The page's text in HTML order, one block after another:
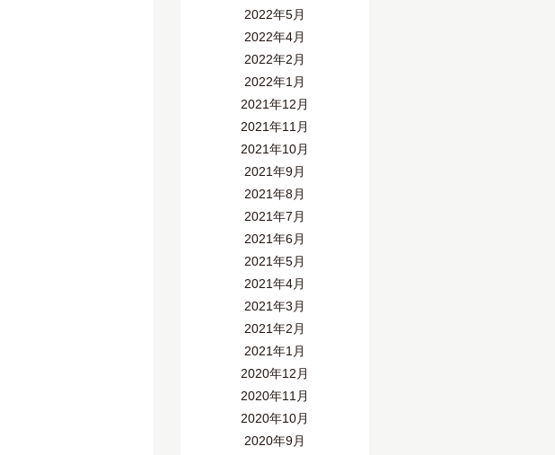
2022年5月
2022年4月
2022年2月
2022年1月
2021年12月
2021年11月
2021年10月
2021年9月
2021年8月
2021年7月
2021年6月
2021年5月
2021年4月
2021年3月
2021年2月
2021年1月
2020年12月
2020年11月
2020年10月
2020年9月